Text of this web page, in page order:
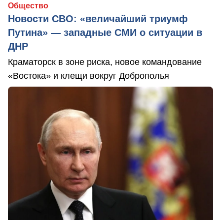
Общество
Новости СВО: «величайший триумф
Путина» — западные СМИ о ситуации в
ДНР
Краматорск в зоне риска, новое командование
«Востока» и клещи вокруг Доброполья